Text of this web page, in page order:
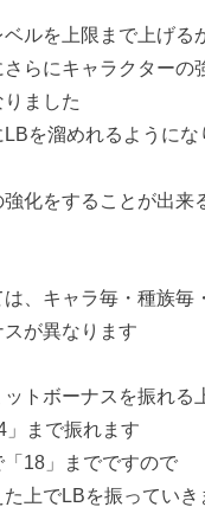
ルを上限まで上げる
らにキャラクターの
ました
を溜めれるように
化をすることが出来
、キャラ毎・種族毎
が異なります
トボーナスを振れる
」まで振れます
18」までですので
上でLBを振っていき